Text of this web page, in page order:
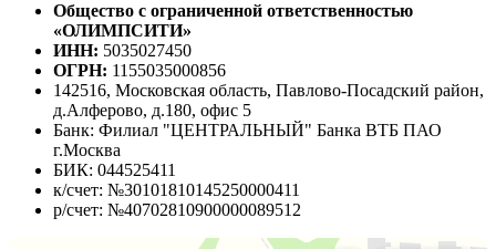
Общество с ограниченной ответственностью
«ОЛИМПСИТИ»
ИНН: 5035027450
ОГРН: 1155035000856
142516, Московская область, Павлово-Посадский район,
д.Алферово, д.180, офис 5
Банк: Филиал "ЦЕНТРАЛЬНЫЙ" Банка ВТБ ПАО
г.Москва
БИК: 044525411
к/счет: №30101810145250000411
р/счет: №40702810900000089512